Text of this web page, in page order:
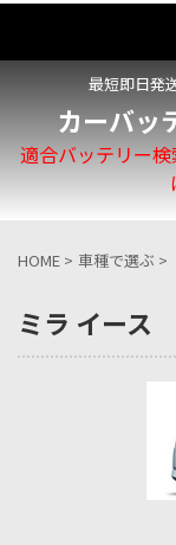
最短即日発
カーバッ
適合バッテリー
HOME > 車種で選ぶ >
ミラ イース